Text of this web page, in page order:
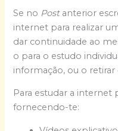
Se no Postanterior
internet para realizar
dar continuidade ao
o para o estudo
informação, ou o retirar
Para estudar a internet
fornecendo-te: